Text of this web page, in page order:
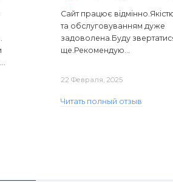
Сайт працює
та обслуговуванням дуже
задоволена.Буду
ще.Рекомендую...
22 Февраля, 2025
Читать полный отзыв